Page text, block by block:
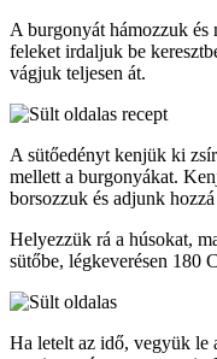
A burgonyát hámozzuk és
feleket irdaljuk be
vágjuk teljesen át.
A sütőedényt kenjük ki
mellett a burgonyákat.
borsozzuk és adjunk
Helyezzük rá a húsokat,
sütőbe, légkeverésen 180
Ha letelt az idő, vegyük le